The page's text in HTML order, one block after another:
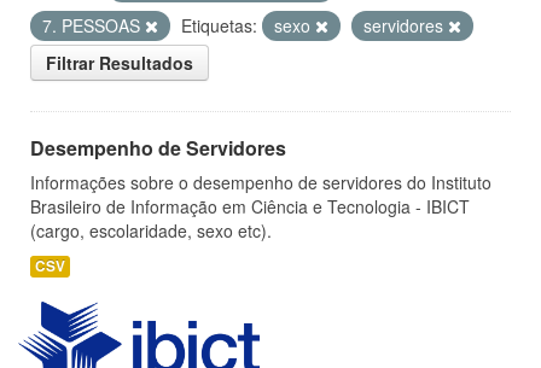
7. PESSOAS
Etiquetas: sexo
servidores
Filtrar Resultados
Desempenho de Servidores
Informações sobre o desempenho de servidores do Instituto
Brasileiro de Informação em Ciência e Tecnologia - IBICT
(cargo, escolaridade, sexo etc).
CSV